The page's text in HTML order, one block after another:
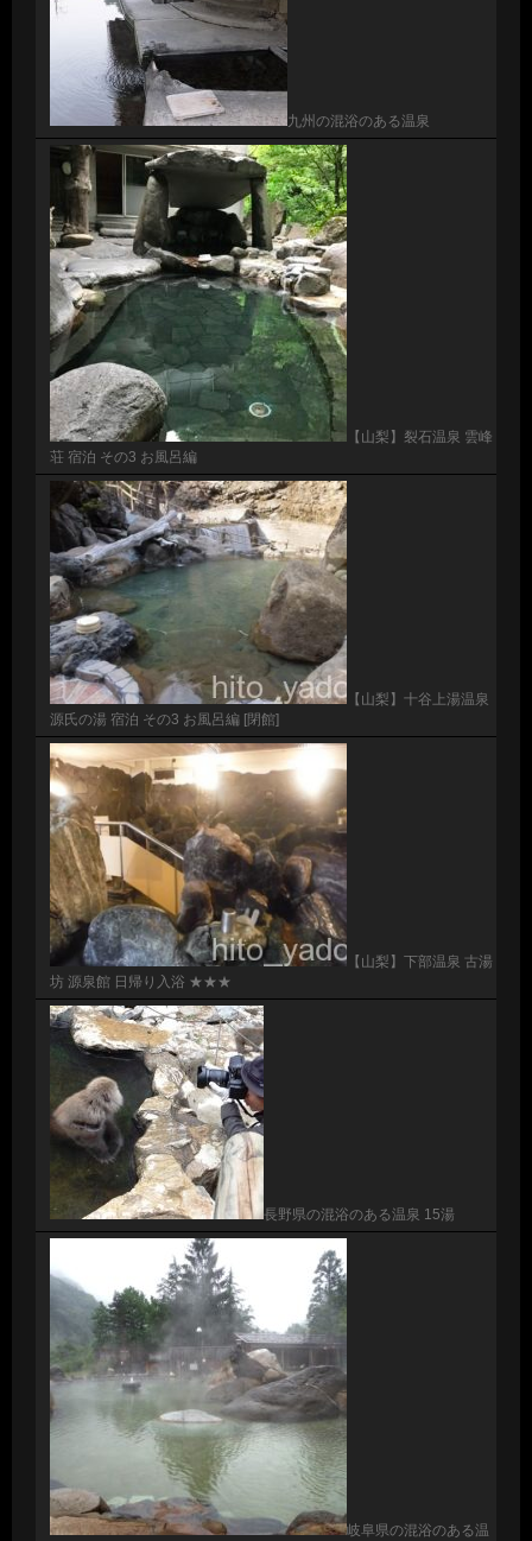
九州の混浴のある温泉
【山梨】裂石温泉 雲峰
荘 宿泊 その3 お風呂編
【山梨】十谷上湯温泉
源氏の湯 宿泊 その3 お風呂編 [閉館]
【山梨】下部温泉 古湯
坊 源泉館 日帰り入浴 ★★★
長野県の混浴のある温泉 15湯
岐阜県の混浴のある温